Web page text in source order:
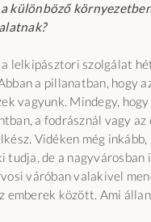
különböző
a lelkipásztori szolgálat
a pillanatban, hogy
vagyunk. Mindegy, hogy
a fodrásznál vagy az
Vidéken még
tudja, de a nagyvárosban
váróban valakivel
emberek között. Ami